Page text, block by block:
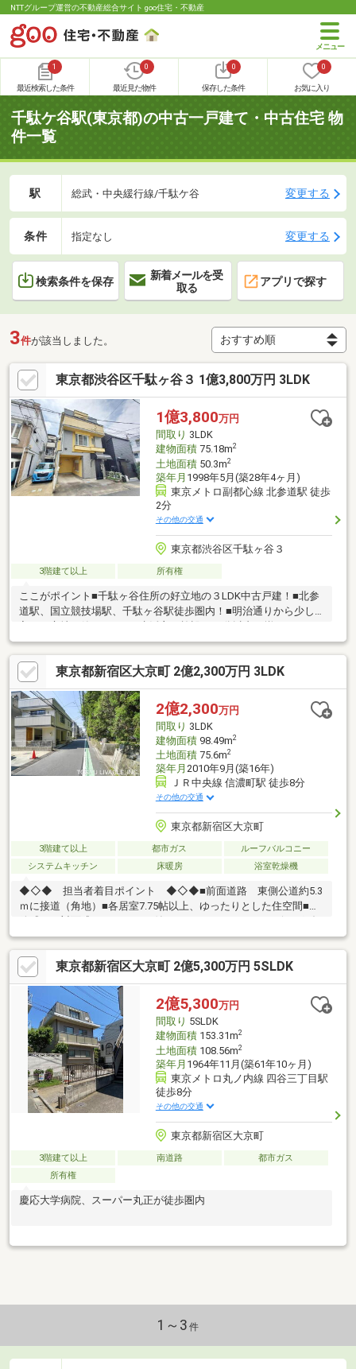
NTTグループ運営の不動産総合サイト goo住宅・不動産
1
最近検索した条件
0
最近見た物件
0
保存した条件
0
お気に入り
千駄ケ谷駅(東京都)の中古一戸建て・中古住宅 物
件一覧
駅 総武・中央緩行線/千駄ケ谷 変更する
条件 指定なし 変更する
検索条件を保存
新着メールを受
取る
アプリで探す
3件が該当しました。
東京都渋谷区千駄ヶ谷３ 1億3,800万円 3LDK
1億3,800万円
間取り 3LDK
建物面積75.18m2
土地面積50.3m2
築年月 1998年5月(築28年4ヶ月)
東京メトロ副都心線 北参道駅 徒歩
2分
その他の交通
東京都渋谷区千駄ヶ谷３
3階建て以上 所有権
ここがポイント■千駄ヶ谷住所の好立地の３LDK中古戸建！■北参
道駅、国立競技場駅、千駄ヶ谷駅徒歩圏内！■明治通りから少し
す！■土地としても検討可能です！■宅建士が物件調査！丁寧にご
説明いたします！株式会社POMとは・・・心のゆとり・心の平和
「Peace of mind」をモットーにお客様に安心してお過ごしいただ
ける不動産をご提案いたします。お問い合わせ：０３－５９９０
－５１４０
東京都新宿区大京町 2億2,300万円 3LDK
2億2,300万円
間取り 3LDK
建物面積98.49m2
土地面積75.6m2
築年月 2010年9月(築16年)
ＪＲ中央線 信濃町駅 徒歩8分
その他の交通
東京都新宿区大京町
3階建て以上 都市ガス
ルーフバルコニー
システムキッチン
床暖房 浴室乾燥機
◆◇◆ 担当者着目ポイント ◆◇◆■前面道路 東側公道約5.3
ｍに接道（角地）■各居室7.75帖以上、ゆったりとした住空間■開
イニングには床暖房を完備、足元からお部屋を温めてくれます■
ゆとりある1616 サイズのバスルーム、窓があり自然換気が可能■
南側ルーフバルコニー（ガーデニングや家庭菜園、お子様の遊び
場として利用可）■長期優良住宅認定、フラット35S（省エネルギ
ー性）対応可■車庫付きのため、車をご所有のお客様でもご検討
頂けます（アルファード・ハイルーフ可）■床下収納あり（2Fキ
ッチンスペース、1F脱衣場スペース）
東京都新宿区大京町 2億5,300万円 5SLDK
2億5,300万円
間取り 5SLDK
建物面積153.31m2
土地面積108.56m2
築年月 1964年11月(築61年10ヶ月)
東京メトロ丸ノ内線 四谷三丁目駅
徒歩8分
その他の交通
東京都新宿区大京町
3階建て以上 南道路
都市ガス
所有権
慶応大学病院、スーパー丸正が徒歩圏内
1～3 件